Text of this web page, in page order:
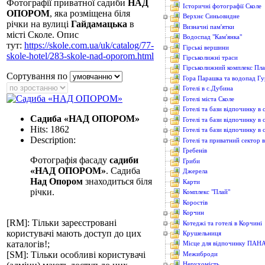
Фотографії приватної садиби НАД
ОПОРОМ, яка розміщена біля
річки на вулиці Гайдамацька в
місті Сколе. Опис
тут: https://skole.com.ua/uk/catalog/77-
skole-hotel/283-skole-nad-oporom.html
Сортування по
Садиба «НАД ОПОРОМ»
Hits: 1862
Description:
Фотографія фасаду садиби
«НАД ОПОРОМ». Садиба
Над Опором знаходиться біля
річки.
[RM]: Тільки зареєстровані
користувачі мають доступ до цих
каталогів!;
[SM]: Тільки особливі користувачі
Історичні фотографії Сколе
Верхнє Синьовидне
Визначні пам'ятки
Водоcпад "Кам'янка"
Гірські вершини
Гірськолижні траси
Гірськолижний комплекс
Гора Парашка та водопад
Готелі в с.Дубина
Готелі міста Сколе
Готелі та бази відпочинку в
Готелі та бази відпочинку в
Готелі та бази відпочинку в
Готелі та приватний сектор
Гребенів
Гриби
Джерела
Карти
Комплекс "Плай"
Коростів
Корчин
Котеджі та готелі в Корчині
Крушельниця
Місце для відпочинку
Межиброди